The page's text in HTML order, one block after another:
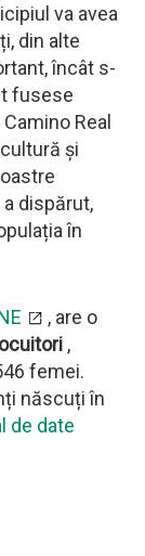
va avea
din alte
încât s-
fusese
Real
și
dispărut,
în
, are o
,
femei.
născuți în
de date